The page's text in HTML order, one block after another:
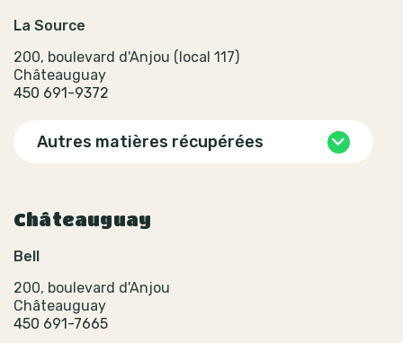
La Source
200, boulevard d'Anjou (local 117)
Châteauguay
450 691-9372
Autres matières récupérées
Châteauguay
Bell
200, boulevard d'Anjou
Châteauguay
450 691-7665